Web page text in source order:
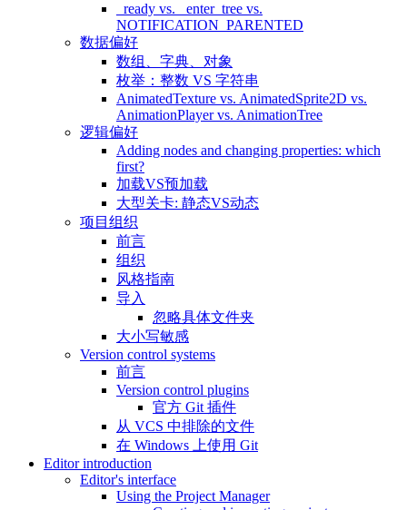
_ready vs. _enter_tree vs.
NOTIFICATION_PARENTED
数据偏好
数组、字典、对象
枚举：整数 VS 字符串
AnimatedTexture vs. AnimatedSprite2D vs.
AnimationPlayer vs. AnimationTree
逻辑偏好
Adding nodes and changing properties: which
first?
加载VS预加载
大型关卡: 静态VS动态
项目组织
前言
组织
风格指南
导入
忽略具体文件夹
大小写敏感
Version control systems
前言
Version control plugins
官方 Git 插件
从 VCS 中排除的文件
在 Windows 上使用 Git
Editor introduction
Editor's interface
Using the Project Manager